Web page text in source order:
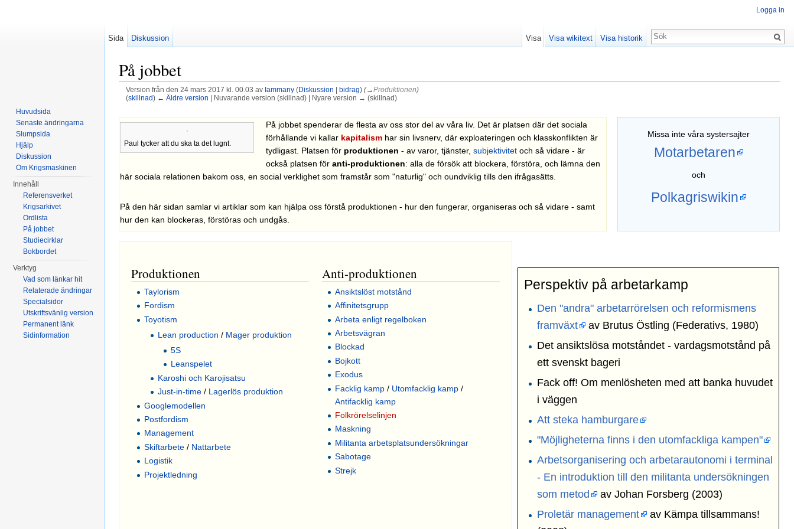
På jobbet
Version från den 24 mars 2017 kl. 00.03 av Iammany (Diskussion bidrag) (→Produktionen)
(skillnad) ← Äldre version | Nuvarande version (skillnad) | Nyare version → (skillnad)
Paul tycker att du ska ta det lugnt.
På jobbet spenderar de flesta av oss stor del av våra liv. Det är platsen där det sociala
förhållande vi kallar kapitalismhar sin livsnerv, där exploateringen och klasskonflikten är
tydligast. Platsen för produktionen - av varor, tjänster, subjektivitetoch så vidare - är
också platsen för anti-produktionen: alla de försök att blockera, förstöra, och lämna den
här sociala relationen bakom oss, en social verklighet som framstår som "naturlig" och oundviklig tills den ifrågasätts.
På den här sidan samlar vi artiklar som kan hjälpa oss förstå produktionen - hur den fungerar, organiseras och så vidare - samt
hur den kan blockeras, förstöras och undgås.
Missa inte våra systersajter
Motarbetaren
och
Polkagriswikin
Produktionen
Taylorism
Fordism
Toyotism
Lean production / Mager produktion
5S
Leanspelet
Karoshi och Karojisatsu
Just-in-time/ Lagerlös produktion
Googlemodellen
Postfordism
Management
Skiftarbete / Nattarbete
Logistik
Projektledning
Anti-produktionen
Ansiktslöst motstånd
Affinitetsgrupp
Arbeta enligt regelboken
Arbetsvägran
Blockad
Bojkott
Exodus
Facklig kamp / Utomfacklig kamp /
Antifacklig kamp
Folkrörelselinjen
Maskning
Militanta arbetsplatsundersökningar
Sabotage
Strejk
Perspektiv på arbetarkamp
Den "andra" arbetarrörelsen och reformismens
framväxt
av Brutus Östling (Federativs, 1980)
Det ansiktslösa motståndet - vardagsmotstånd på
ett svenskt bageri
Fack off! Om menlösheten med att banka huvudet
i väggen
Att steka hamburgare
"Möjligheterna finns i den utomfackliga kampen"
Arbetsorganisering och arbetarautonomi i terminal
- En introduktion till den militanta undersökningen
som metod
av Johan Forsberg (2003)
Proletär management
av Kämpa tillsammans!
Logga in
Sida Diskussion Visa Visa wikitext Visa historik
Huvudsida
Senaste ändringarna
Slumpsida
Hjälp
Diskussion
Om Krigsmaskinen
Innehåll
Referensverket
Krigsarkivet
Ordlista
På jobbet
Studiecirklar
Bokbordet
Verktyg
Vad som länkar hit
Relaterade ändringar
Specialsidor
Utskriftsvänlig version
Permanent länk
Sidinformation